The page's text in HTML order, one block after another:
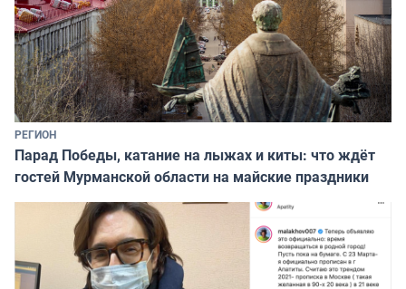
РЕГИОН
Парад Победы, катание на лыжах и киты: что ждёт
гостей Мурманской области на майские праздники